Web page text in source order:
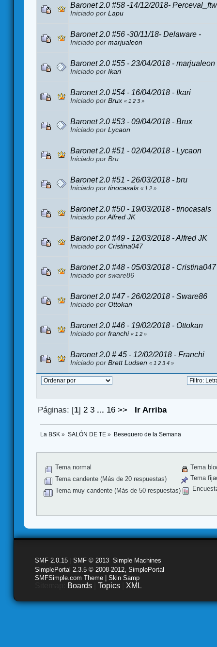
Baronet 2.0 #58 -14/12/2018- Perceval_ftw
Iniciado por Lapu
Baronet 2.0 #56 -30/11/18- Delaware -
Iniciado por marjualeon
Baronet 2.0 #55 - 23/04/2018 - marjualeon
Iniciado por Ikari
Baronet 2.0 #54 - 16/04/2018 - Ikari
Iniciado por Brux « 1 2 3 »
Baronet 2.0 #53 - 09/04/2018 - Brux
Iniciado por Lycaon
Baronet 2.0 #51 - 02/04/2018 - Lycaon
Iniciado por Bru
Baronet 2.0 #51 - 26/03/2018 - bru
Iniciado por tinocasals « 1 2 »
Baronet 2.0 #50 - 19/03/2018 - tinocasals
Iniciado por Alfred JK
Baronet 2.0 #49 - 12/03/2018 - Alfred JK
Iniciado por Cristina047
Baronet 2.0 #48 - 05/03/2018 - Cristina047
Iniciado por sware86
Baronet 2.0 #47 - 26/02/2018 - Sware86
Iniciado por Ottokan
Baronet 2.0 #46 - 19/02/2018 - Ottokan
Iniciado por franchi « 1 2 »
Baronet 2.0 # 45 - 12/02/2018 - Franchi
Iniciado por Brett Ludsen « 1 2 3 4 »
Páginas: [1] 2 3 ... 16 >> Ir Arriba
La BSK » SALÓN DE TE» Besequero de la Semana
Tema normal
Tema candente (Más de 20 respuestas)
Tema muy candente (Más de 50 respuestas)
Tema
Tema
SMF 2.0.15 SMF © 2013 Simple Machines
SimplePortal 2.3.5 © 2008-2012, SimplePortal
SMFSimple.com Theme | Skin Samp
Boards Topics XML